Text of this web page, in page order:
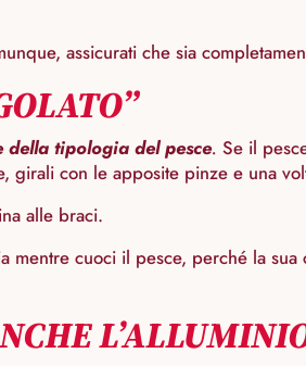
assicurati che sia
della tipologia del pesce. Se il
con le apposite pinze e una
alle braci.
cuoci il pesce, perché la